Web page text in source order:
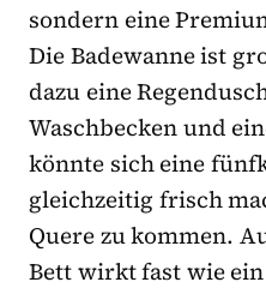
sondern eine
Die Badewanne ist
dazu eine
Waschbecken und
könnte sich eine
gleichzeitig frisch
Quere zu kommen.
Bett wirkt fast wie